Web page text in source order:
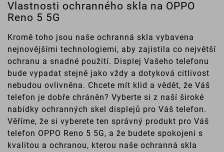
Vlastnosti ochranného skla na OPPO
Reno 5 5G
Kromě toho jsou naše ochranná skla vybavena
nejnovějšími technologiemi, aby zajistila co největší
ochranu a snadné použití. Displej Vašeho telefonu
bude vypadat stejně jako vždy a dotyková citlivost
nebudou ovlivněna. Chcete mít klid a vědět, že Váš
telefon je dobře chráněn? Vyberte si z naší široké
nabídky ochranných skel displejů pro Váš telefon.
Věříme, že si vyberete ten správný produkt pro Váš
telefon OPPO Reno 5 5G, a že budete spokojeni s
kvalitou a ochranou, kterou naše ochranná skla